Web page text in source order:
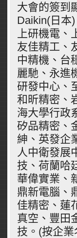
大會的簽到
Daikin(日本
上研機電
友佳精工、
中精機、台
麗馳、永進
研發中心、
和昕精密、
海大學行政
矽品精密、
紳、英發企
人中衛發展
技、荷蘭哈
華偉實業、
鼎新電腦、
佳精密、蓮
真空、豐田
技。(按企